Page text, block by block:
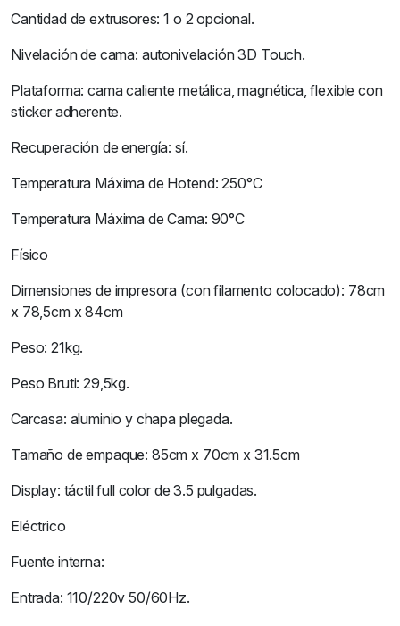
Cantidad de extrusores: 1 o 2 opcional.
Nivelación de cama: autonivelación 3D Touch.
Plataforma: cama caliente metálica, magnética, flexible con
sticker adherente.
Recuperación de energía: sí.
Temperatura Máxima de Hotend: 250°C
Temperatura Máxima de Cama: 90°C
Físico
Dimensiones de impresora (con filamento colocado): 78cm
x 78,5cm x 84cm
Peso: 21kg.
Peso Bruti: 29,5kg.
Carcasa: aluminio y chapa plegada.
Tamaño de empaque: 85cm x 70cm x 31.5cm
Display: táctil full color de 3.5 pulgadas.
Eléctrico
Fuente interna:
Entrada: 110/220v 50/60Hz.